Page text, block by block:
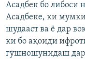
Асадбек бо либоси
Асадбеке, ки
шудааст ва ё дар
ки бо ақоиди
гӯшношунидаш дар